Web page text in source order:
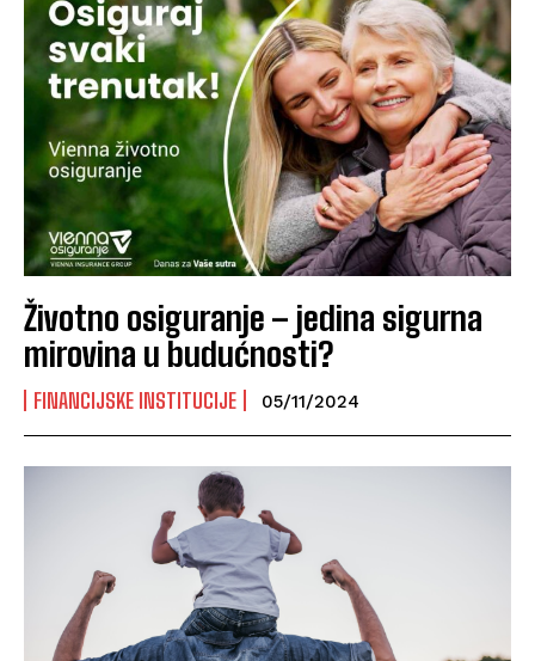
Životno osiguranje – jedina sigurna
mirovina u budućnosti?
FINANCIJSKE INSTITUCIJE 05/11/2024